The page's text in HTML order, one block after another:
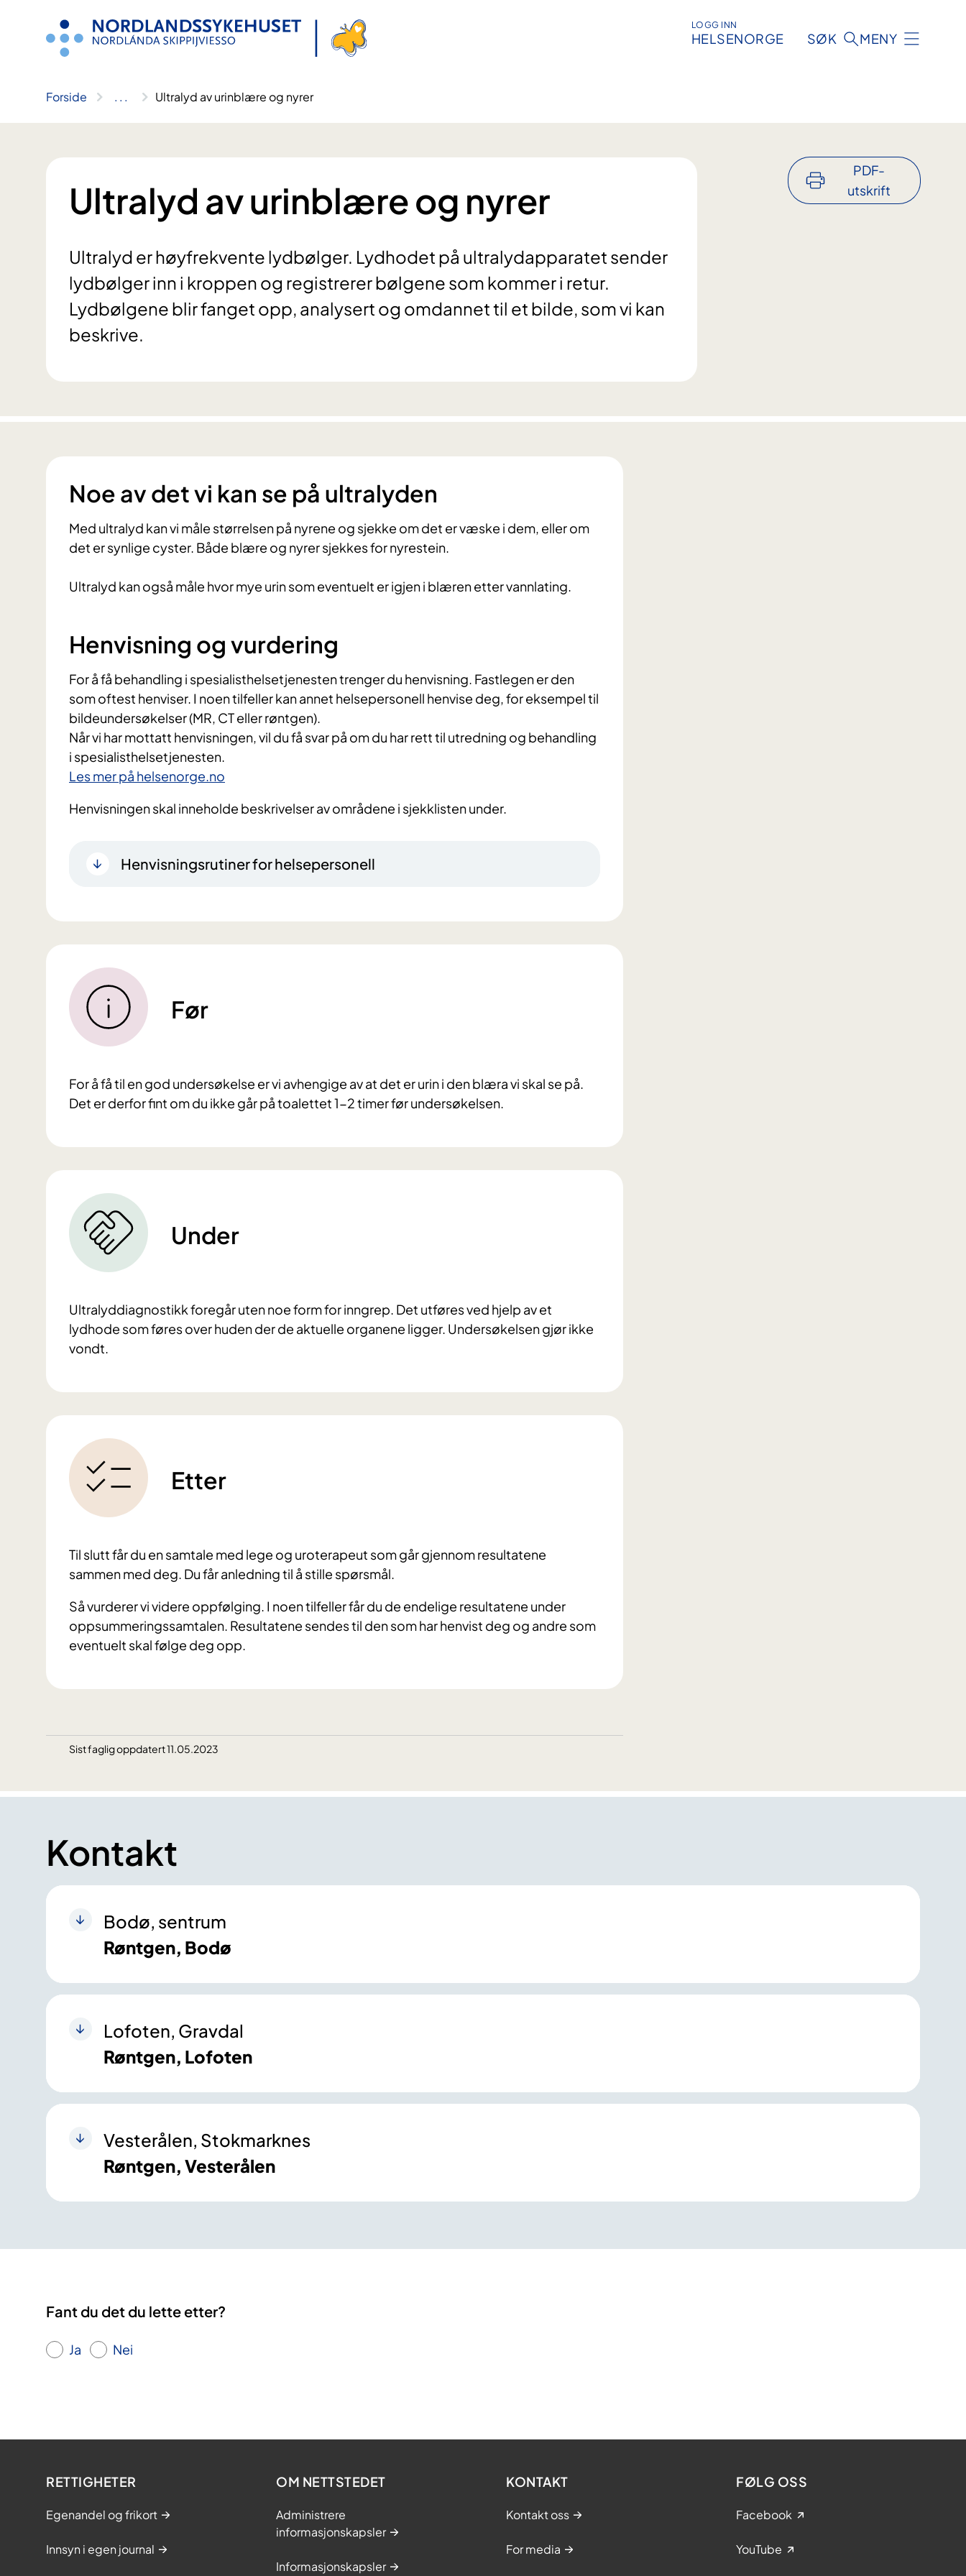
LOGG INN
HELSENORGE SØK MENY
Forside .. . Ultralyd av urinblære og nyrer
Ultralyd av urinblære og nyrer
Ultralyd er høyfrekvente lydbølger. Lydhodet på ultralydapparatet sender
lydbølger inn i kroppen og registrerer bølgene som kommer i retur.
Lydbølgene blir fanget opp, analysert og omdannet til et bilde, som vi kan
beskrive.
PDF-
utskrift
Noe av det vi kan se på ultralyden
Med ultralyd kan vi måle størrelsen på nyrene og sjekke om det er væske i dem, eller om
det er synlige cyster. Både blære og nyrer sjekkes for nyrestein.
Ultralyd kan også måle hvor mye urin som eventuelt er igjen i blæren etter vannlating.
Henvisning og vurdering
For å få behandling i spesialisthelsetjenesten trenger du henvisning. Fastlegen er den
som oftest henviser. I noen tilfeller kan annet helsepersonell henvise deg, for eksempel til
bildeundersøkelser (MR, CT eller røntgen).
Når vi har mottatt henvisningen, vil du få svar på om du har rett til utredning og behandling
i spesialisthelsetjenesten.
Les mer på helsenorge.no
Henvisningen skal inneholde beskrivelser av områdene i sjekklisten under.
Henvisningsrutiner for helsepersonell
Før
For å få til en god undersøkelse er vi avhengige av at det er urin i den blæra vi skal se på.
Det er derfor fint om du ikke går på toalettet 1-2 timer før undersøkelsen.
Under
Ultralyddiagnostikk foregår uten noe form for inngrep. Det utføres ved hjelp av et
lydhode som føres over huden der de aktuelle organene ligger. Undersøkelsen gjør ikke
vondt.
Etter
Til slutt får du en samtale med lege og uroterapeut som går gjennom resultatene
sammen med deg. Du får anledning til å stille spørsmål.
Så vurderer vi videre oppfølging. I noen tilfeller får du de endelige resultatene under
oppsummeringssamtalen. Resultatene sendes til den som har henvist deg og andre som
eventuelt skal følge deg opp.
Sist faglig oppdatert 11.05.2023
Kontakt
Bodø, sentrum
Røntgen, Bodø
Lofoten, Gravdal
Røntgen, Lofoten
Vesterålen, Stokmarknes
Røntgen, Vesterålen
Fant du det du lette etter?
Ja Nei
RETTIGHETER
Egenandel og frikort
Innsyn i egen journal
OM NETTSTEDET
Administrere
informasjonskapsler
Informasjonskapsler
KONTAKT
Kontakt oss
For media
FØLG OSS
Facebook
YouTube